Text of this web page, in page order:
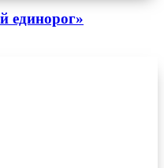
единорог»